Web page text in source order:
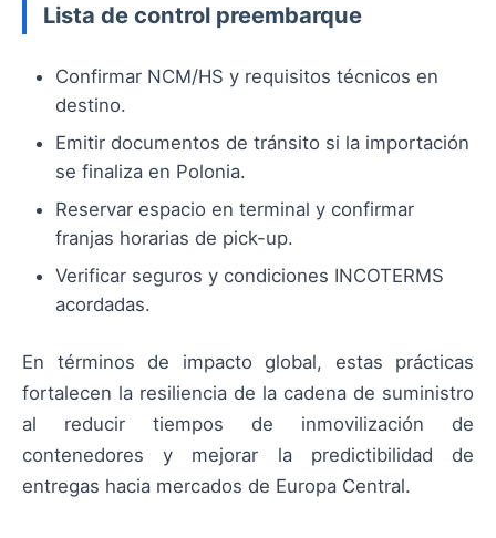
Lista de control preembarque
Confirmar NCM/HS y requisitos técnicos en
destino.
Emitir documentos de tránsito si la importación
se finaliza en Polonia.
Reservar espacio en terminal y confirmar
franjas horarias de pick-up.
Verificar seguros y condiciones INCOTERMS
acordadas.
En términos de impacto global, estas prácticas
fortalecen la resiliencia de la cadena de suministro
al reducir tiempos de inmovilización de
contenedores y mejorar la predictibilidad de
entregas hacia mercados de Europa Central.